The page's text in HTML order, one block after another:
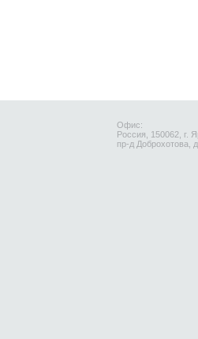
Офис:
Россия, 150062, г.
пр-д Доброхотова,